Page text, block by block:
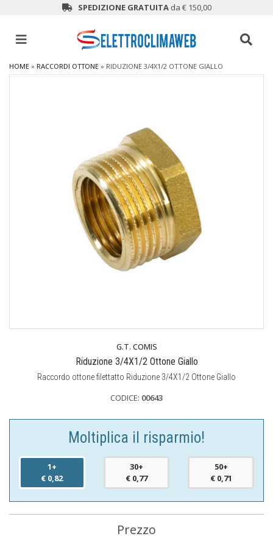
SPEDIZIONE GRATUITAda € 150,00
HOME » RACCORDI OTTONE » RIDUZIONE 3/4X1/2 OTTONE GIALLO
G.T. COMIS
Riduzione 3/4X1/2 Ottone Giallo
Raccordo ottone filettatto Riduzione 3/4X1/2 Ottone Giallo
CODICE: 00643
Moltiplica il risparmio!
1+
€ 0,82
30+
€ 0,77
50+
€ 0,71
Prezzo